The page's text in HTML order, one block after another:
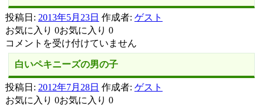
は
真
ん
丸
可
い
子
は
投稿日: 2013年5月23日 作成者: ゲスト
お気に入り 0お気に入り 0
ペ
キ
ー
ズ
コメントを受け付けていません
白いペキニーズの男の子
投稿日: 2012年7月28日 作成者: ゲスト
お気に入り 0お気に入り 0